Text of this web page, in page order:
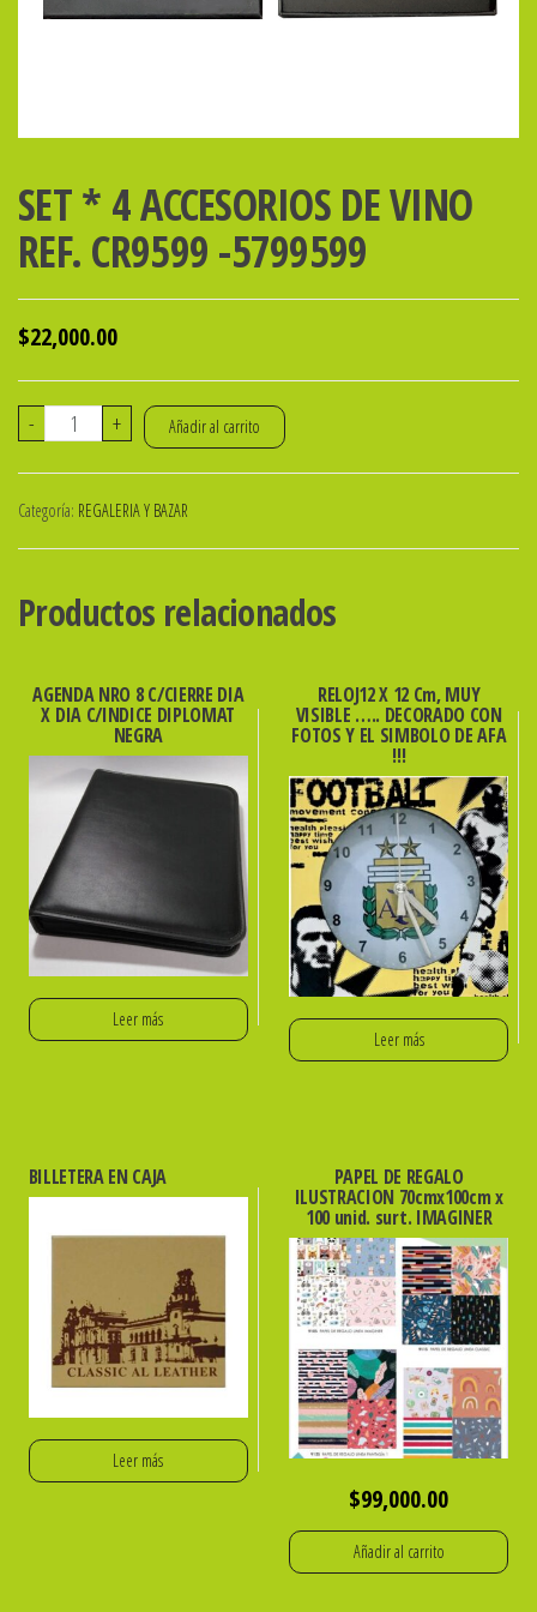
SET * 4 ACCESORIOS DE VINO
REF. CR9599 -5799599
$22,000.00
-
SET
ACCESORIOS
DE
REF.
-5799599
cantidad
+ Añadir al carrito
Categoría: REGALERIA Y BAZAR
Productos relacionados
AGENDA NRO 8 C/CIERRE DIA
X DIA C/INDICE DIPLOMAT
NEGRA
Leer más
RELOJ12 X 12 Cm, MUY
VISIBLE ….. DECORADO CON
FOTOS Y EL SIMBOLO DE AFA
!!!
Leer más
BILLETERA EN CAJA
Leer más
PAPEL DE REGALO
ILUSTRACION 70cmx100cm x
100 unid. surt. IMAGINER
$99,000.00
Añadir al carrito